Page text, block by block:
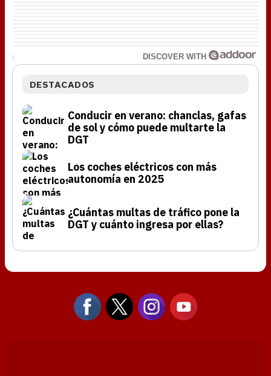
DISCOVER WITH
DESTACADOS
Conducir en verano: chanclas, gafas
de sol y cómo puede multarte la
DGT
Los coches eléctricos con más
autonomía en 2025
¿Cuántas multas de tráfico pone la
DGT y cuánto ingresa por ellas?